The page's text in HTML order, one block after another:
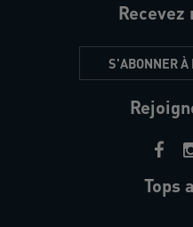
Recevez
S'ABONNER À
Tops